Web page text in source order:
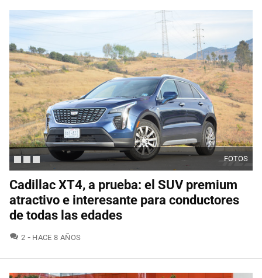
FOTOS
Cadillac XT4, a prueba: el SUV premium
atractivo e interesante para conductores
de todas las edades
2 COMENTARIOS
HACE 8 AÑOS